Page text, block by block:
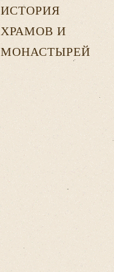
ИСТОРИЯ
ХРАМОВ И
МОНАСТЫРЕЙ